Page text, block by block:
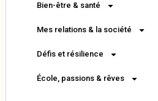
Bien-être & santé
Mes relations & la société
Défis et résilience
École, passions & rêves